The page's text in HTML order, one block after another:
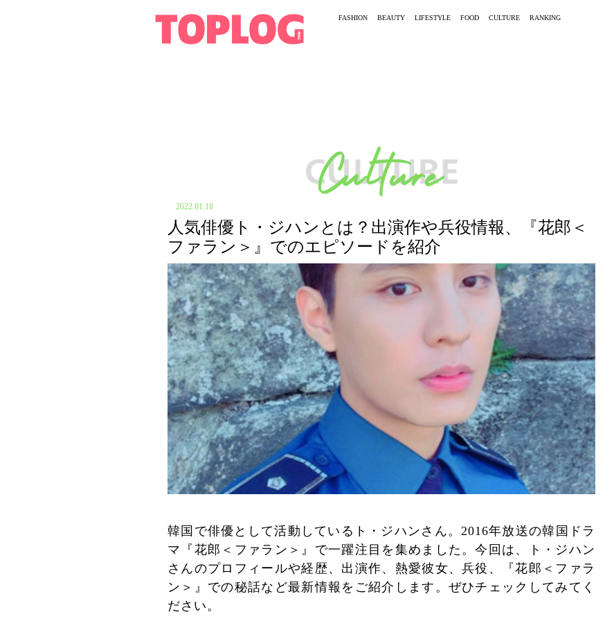
FASHION BEAUTY LIFESTYLE FOOD CULTURE RANKING
2022.01.18
人気俳優ト・ジハンとは？出演作や兵役情報、『花郎＜
ファラン＞』でのエピソードを紹介
韓国で俳優として活動しているト・ジハンさん。2016年放送の韓国ドラ
マ『花郎＜ファラン＞』で一躍注目を集めました。今回は、ト・ジハン
さんのプロフィールや経歴、出演作、熱愛彼女、兵役、『花郎＜ファラ
ン＞』での秘話など最新情報をご紹介します。ぜひチェックしてみてく
ださい。